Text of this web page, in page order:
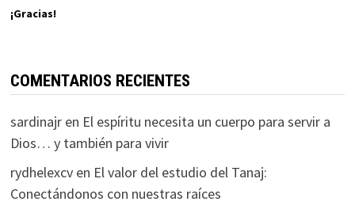
¡Gracias!
COMENTARIOS RECIENTES
sardinajren El espíritu necesita un cuerpo para servir a
Dios… y también para vivir
rydhelexcven El valor del estudio del Tanaj:
Conectándonos con nuestras raíces